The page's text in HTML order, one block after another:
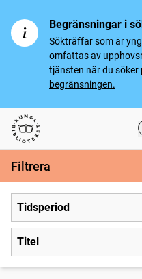
Begränsningar i
Sökträffar som är
omfattas av
tjänsten när du söker
begränsningen.
Svenska tidningar
Filtrera
Tidsperiod
Titel